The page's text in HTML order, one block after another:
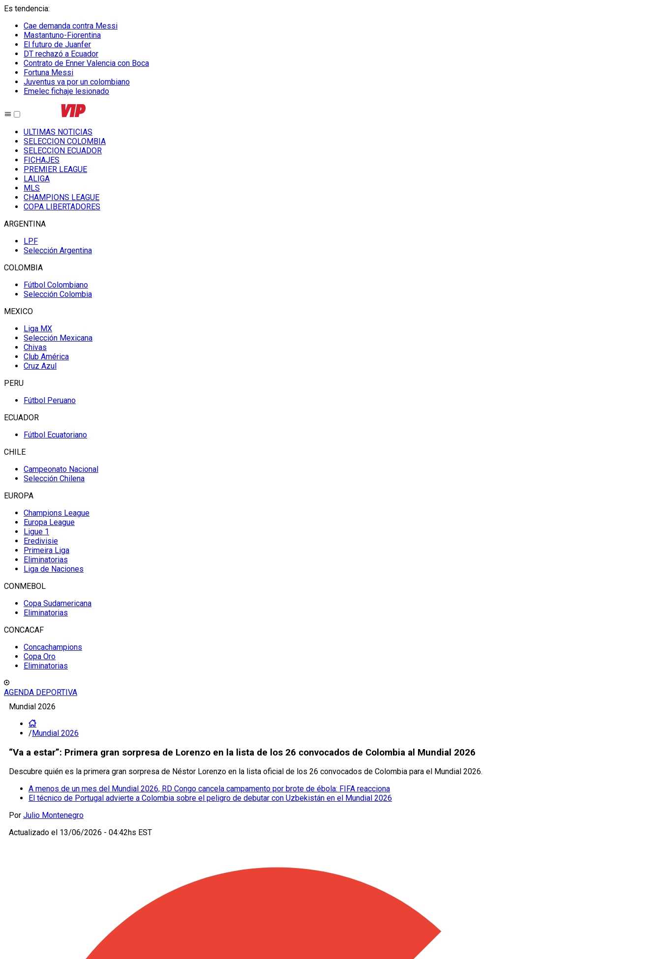
Es tendencia:
Cae demanda contra Messi
Mastantuno-Fiorentina
El futuro de Juanfer
DT rechazó a Ecuador
Contrato de Enner Valencia con Boca
Fortuna Messi
Juventus va por un colombiano
Emelec fichaje lesionado
ULTIMAS NOTICIAS
SELECCION COLOMBIA
SELECCION ECUADOR
FICHAJES
PREMIER LEAGUE
LALIGA
MLS
CHAMPIONS LEAGUE
COPA LIBERTADORES
ARGENTINA
LPF
Selección Argentina
COLOMBIA
Fútbol Colombiano
Selección Colombia
MEXICO
Liga MX
Selección Mexicana
Chivas
Club América
Cruz Azul
PERU
Fútbol Peruano
ECUADOR
Fútbol Ecuatoriano
CHILE
Campeonato Nacional
Selección Chilena
EUROPA
Champions League
Europa League
Ligue 1
Eredivisie
Primeira Liga
Eliminatorias
Liga de Naciones
CONMEBOL
Copa Sudamericana
Eliminatorias
CONCACAF
Concachampions
Copa Oro
Eliminatorias
AGENDA DEPORTIVA
Mundial 2026
/Mundial 2026
“Va a estar”: Primera gran sorpresa de Lorenzo en la lista de los 26 convocados de Colombia al Mundial 2026
Descubre quién es la primera gran sorpresa de Néstor Lorenzo en la lista oficial de los 26 convocados de Colombia para el Mundial 2026.
A menos de un mes del Mundial 2026, RD Congo cancela campamento por brote de ébola: FIFA reacciona
El técnico de Portugal advierte a Colombia sobre el peligro de debutar con Uzbekistán en el Mundial 2026
Por Julio Montenegro
Actualizado el 13/06/2026 - 04:42hs EST